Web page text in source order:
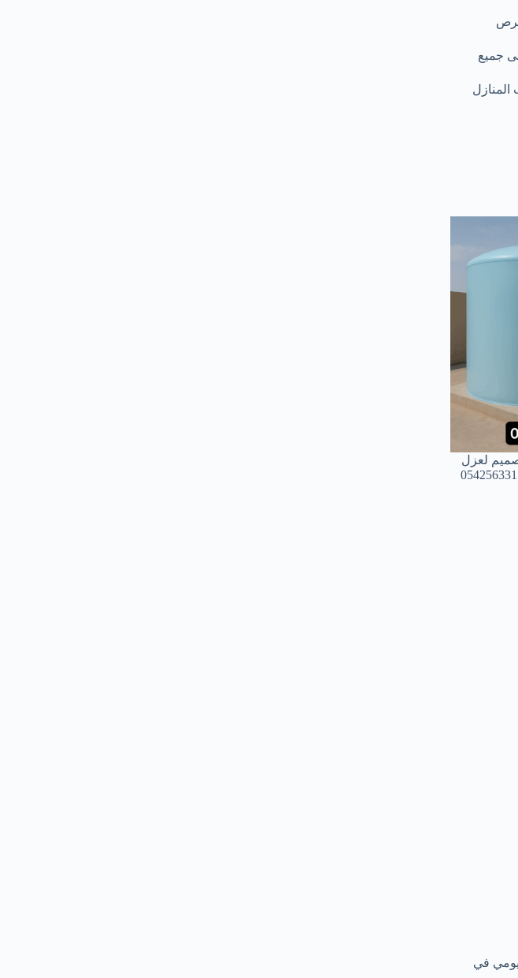
جميع
المنازل
لعزل
في